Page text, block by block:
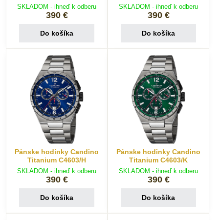
SKLADOM - ihneď k odberu
390 €
Do košíka
SKLADOM - ihneď k odberu
390 €
Do košíka
Pánske hodinky Candino
Titanium C4603/H
SKLADOM - ihneď k odberu
390 €
Do košíka
Pánske hodinky Candino
Titanium C4603/K
SKLADOM - ihneď k odberu
390 €
Do košíka